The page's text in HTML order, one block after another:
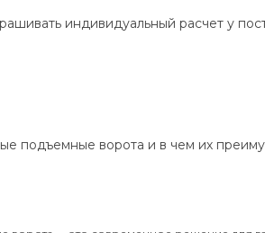
индивидуальный расчет у
подъемные ворота и в чем их